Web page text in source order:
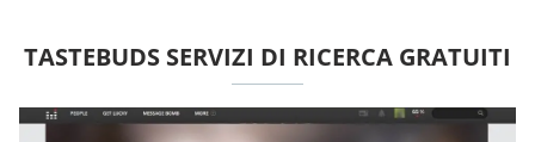
TASTEBUDS SERVIZI DI RICERCA GRATUITI